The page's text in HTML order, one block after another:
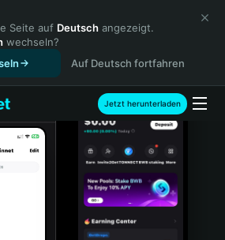
Seite auf Deutsch angezeigt.
wechseln?
Auf Deutsch fortfahren
Jetzt herunterladen